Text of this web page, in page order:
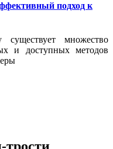
подход к
множество
и доступных методов
трости